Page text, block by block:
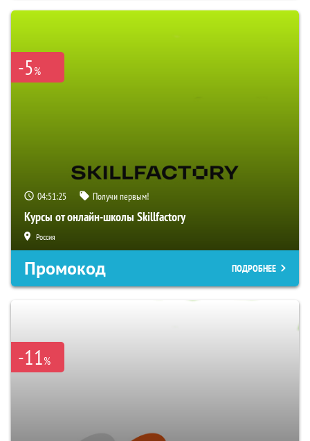
-5%
04:51:24 Получи первым!
Курсы от онлайн-школы Skillfactory
Россия
Промокод ПОДРОБНЕЕ
-11%